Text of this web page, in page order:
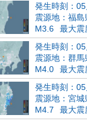
発生時刻：
震源地：福島
M3.6
最大震
発生時刻：
震源地：群馬
M4.0
最大震
発生時刻：
震源地：宮城
M4.7
最大震